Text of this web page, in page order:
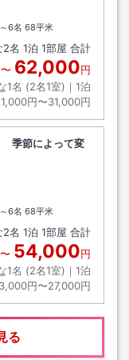
6名 68平米
2名 1泊 1部屋 合計
〜 62,000円
1名 (2名1室)｜ 1泊
円〜31,000円
季節によって変
6名 68平米
2名 1泊 1部屋 合計
〜 54,000円
1名 (2名1室)｜ 1泊
円〜27,000円
る